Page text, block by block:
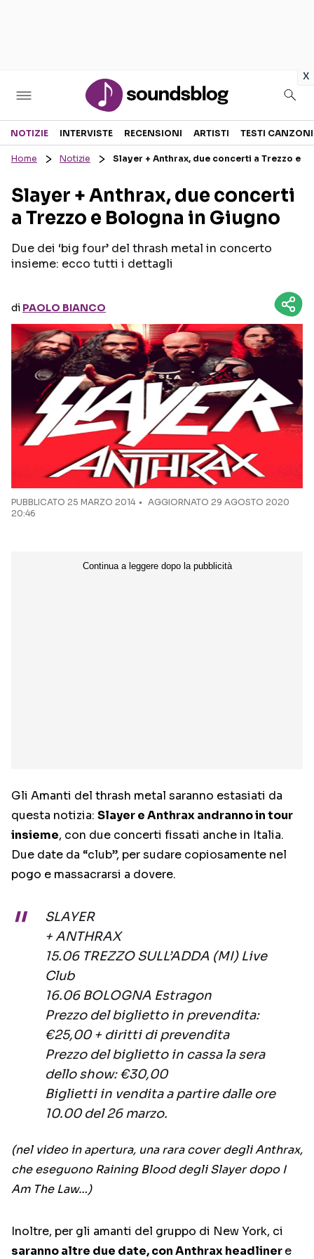
x
Sezioni
RECENSIONI MUSICALI
INTERVISTE
GOSSIP E CURIOSITÀ
TESTI CANZONI
TOUR ED EVENTI
TALENT SHOW
Seguici sui social
NOTIZIE INTERVISTE RECENSIONI ARTISTI TESTI CANZONI
Home Notizie Slayer + Anthrax, due concerti a Trezzo e
Slayer + Anthrax, due concerti
a Trezzo e Bologna in Giugno
Due dei ‘big four’ del thrash metal in concerto
insieme: ecco tutti i dettagli
di PAOLO BIANCO
PUBBLICATO 25 MARZO 2014
AGGIORNATO 29 AGOSTO 2020
20:46
Gli Amanti del thrash metal saranno estasiati da
questa notizia: Slayer e Anthrax andranno in tour
insieme, con due concerti fissati anche in Italia.
Due date da “club”, per sudare copiosamente nel
pogo e massacrarsi a dovere.
SLAYER
+ ANTHRAX
15.06 TREZZO SULL’ADDA (MI) Live
Club
16.06 BOLOGNA Estragon
Prezzo del biglietto in prevendita:
€25,00 + diritti di prevendita
Prezzo del biglietto in cassa la sera
dello show: €30,00
Biglietti in vendita a partire dalle ore
10.00 del 26 marzo.
(nel video in apertura, una rara cover degli Anthrax,
che eseguono Raining Blood degli Slayer dopo I
Am The Law…)
Inoltre, per gli amanti del gruppo di New York, ci
saranno altre due date, con Anthrax headlinere